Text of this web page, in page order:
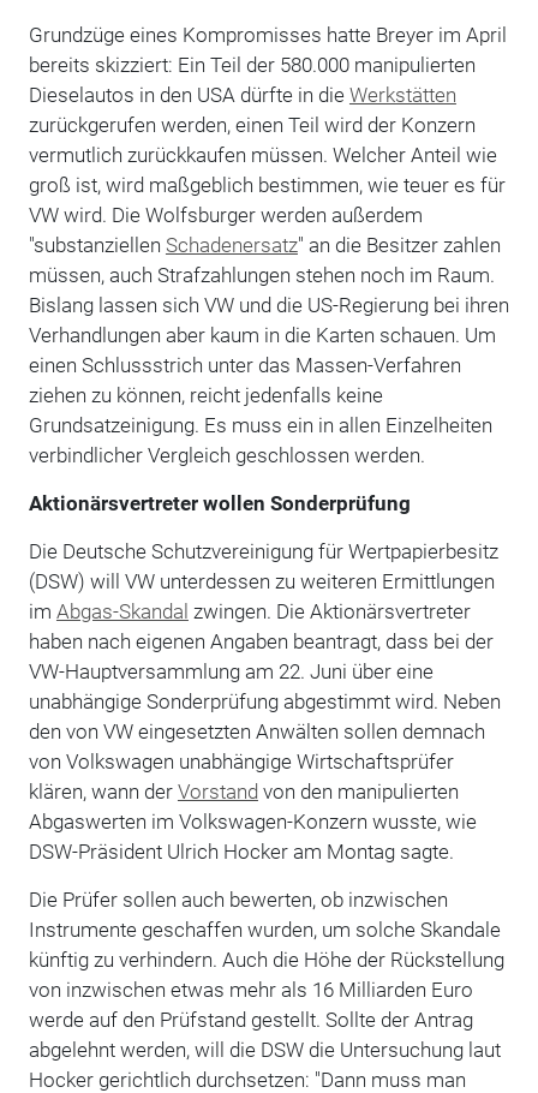
Grundzüge eines Kompromisses hatte Breyer im April
bereits skizziert: Ein Teil der 580.000 manipulierten
Dieselautos in den USA dürfte in die Werkstätten
zurückgerufen werden, einen Teil wird der Konzern
vermutlich zurückkaufen müssen. Welcher Anteil wie
groß ist, wird maßgeblich bestimmen, wie teuer es für
VW wird. Die Wolfsburger werden außerdem
"substanziellen Schadenersatz" an die Besitzer zahlen
müssen, auch Strafzahlungen stehen noch im Raum.
Bislang lassen sich VW und die US-Regierung bei ihren
Verhandlungen aber kaum in die Karten schauen. Um
einen Schlussstrich unter das Massen-Verfahren
ziehen zu können, reicht jedenfalls keine
Grundsatzeinigung. Es muss ein in allen Einzelheiten
verbindlicher Vergleich geschlossen werden.
Aktionärsvertreter wollen Sonderprüfung
Die Deutsche Schutzvereinigung für Wertpapierbesitz
(DSW) will VW unterdessen zu weiteren Ermittlungen
im Abgas-Skandal zwingen. Die Aktionärsvertreter
haben nach eigenen Angaben beantragt, dass bei der
VW-Hauptversammlung am 22. Juni über eine
unabhängige Sonderprüfung abgestimmt wird. Neben
den von VW eingesetzten Anwälten sollen demnach
von Volkswagen unabhängige Wirtschaftsprüfer
klären, wann der Vorstand von den manipulierten
Abgaswerten im Volkswagen-Konzern wusste, wie
DSW-Präsident Ulrich Hocker am Montag sagte.
Die Prüfer sollen auch bewerten, ob inzwischen
Instrumente geschaffen wurden, um solche Skandale
künftig zu verhindern. Auch die Höhe der Rückstellung
von inzwischen etwas mehr als 16 Milliarden Euro
werde auf den Prüfstand gestellt. Sollte der Antrag
abgelehnt werden, will die DSW die Untersuchung laut
Hocker gerichtlich durchsetzen: "Dann muss man